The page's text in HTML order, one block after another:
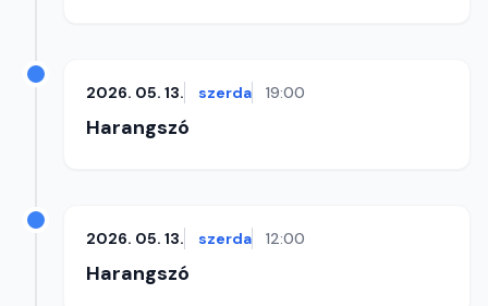
2026. 05. 13. szerda 19:00
Harangszó
2026. 05. 13. szerda 12:00
Harangszó